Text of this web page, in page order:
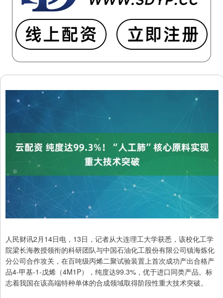
人民财讯2月14日电，13日，记者从大连理工大学获悉，该校化工学
院梁长海教授领衔的科研团队与中国石油化工股份有限公司镇海炼化
分公司合作攻关，在百吨级丙烯二聚试验装置上首次成功产出合格产
品4-甲基-1-戊烯（4M1P），纯度达99.3%，优于进口同类产品。标
志着我国在该高端特种单体的合成领域取得阶段性重大技术突破。